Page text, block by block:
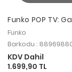
Funko POP TV:
Funko
Barkodu :
KDV Dahil
1.699,90 TL